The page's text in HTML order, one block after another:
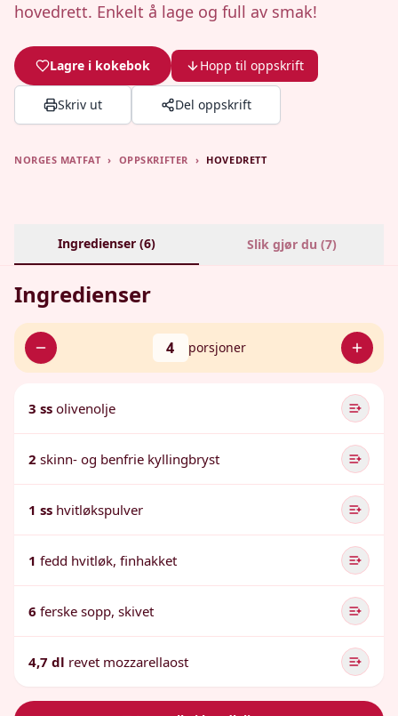
hovedrett. Enkelt å lage og full av smak!
Lagre i kokebok Hopp til oppskrift
Skriv ut Del oppskrift
NORGES MATFAT › OPPSKRIFTER › HOVEDRETT
Ingredienser (6) Slik gjør du (7)
Ingredienser
4 porsjoner
3 ss olivenolje
2 skinn- og benfrie kyllingbryst
1 ss hvitløkspulver
1 fedd hvitløk, finhakket
6 ferske sopp, skivet
4,7 dl revet mozzarellaost